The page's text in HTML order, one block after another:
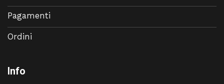
Pagamenti
Ordini
Info